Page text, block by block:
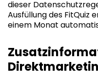
dieser
Ausfüllung des FitQuiz
einem Monat